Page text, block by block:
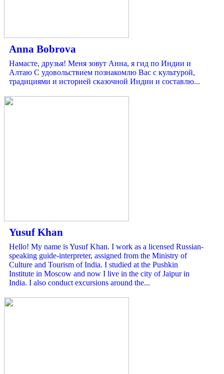
Anna Bobrova
Намасте, друзья! Меня зовут Анна, я гид по Индии и
Алтаю С удовольствием познакомлю Вас с культурой,
традициями и историей сказочной Индии и составлю...
Yusuf Khan
Hello! My name is Yusuf Khan. I work as a licensed Russian-
speaking guide-interpreter, assigned from the Ministry of
Culture and Tourism of India. I studied at the Pushkin
Institute in Moscow and now I live in the city of Jaipur in
India. I also conduct excursions around the...